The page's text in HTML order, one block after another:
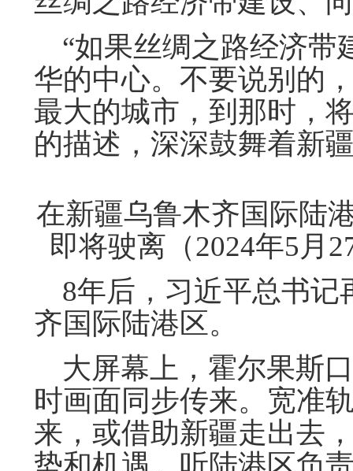
“如果丝绸之路经济带
华的中心。不要说别的
最大的城市，到那时，
的描述，深深鼓舞着新
在新疆乌鲁木齐国际陆
即将驶离（2024年5月
8年后，习近平总书记
齐国际陆港区。
大屏幕上，霍尔果斯
时画面同步传来。宽准
来，或借助新疆走出去